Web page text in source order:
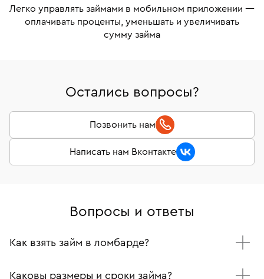
Легко управлять займами в мобильном приложении —
оплачивать проценты, уменьшать и увеличивать
сумму займа
Остались вопросы?
Позвонить нам
Написать нам Вконтакте
Вопросы и ответы
Как взять займ в ломбарде?
из наших филиалов.
Каковы размеры и сроки займа?